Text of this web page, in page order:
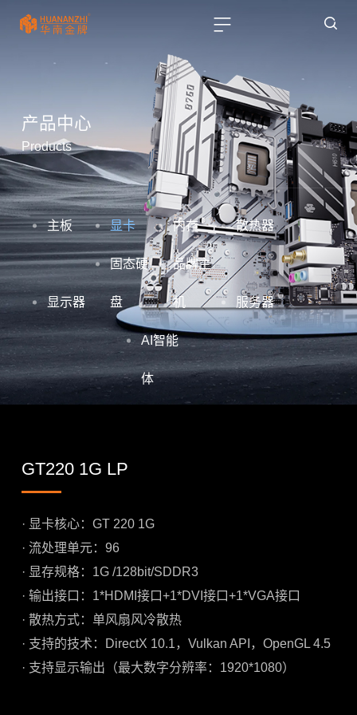
产品中心
Products
主板 显卡 内存 散热器
显示器
固态硬
盘
品牌主
机 服务器
AI智能
体
GT220 1G LP
· 显卡核心：GT 220 1G
· 流处理单元：96
· 显存规格：1G /128bit/SDDR3
· 输出接口：1*HDMI接口+1*DVI接口+1*VGA接口
· 散热方式：单风扇风冷散热
· 支持的技术：DirectX 10.1，Vulkan API，OpenGL 4.5
· 支持显示输出（最大数字分辨率：1920*1080）